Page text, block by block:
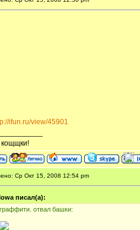
ifun.ru/view/45901
кощщки!
Ср Окт 15, 2008 12:54 pm
писал(а):
граффити. отвал башки: